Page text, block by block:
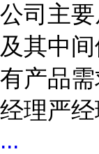
公司主要
及其中
有产品
经理严经
...